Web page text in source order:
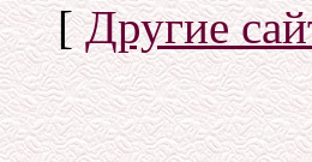
[Другие